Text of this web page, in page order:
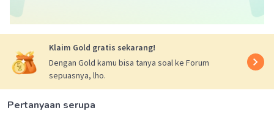
Klaim Gold gratis sekarang!
Dengan Gold kamu bisa tanya soal ke Forum
sepuasnya, lho.
Pertanyaan serupa